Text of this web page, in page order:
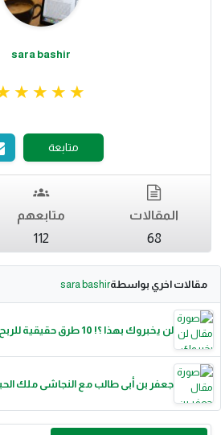
sara bashir
متابعة
المقالات
68
متابعهم
112
مقالات اخري بواسطةsara bashir
لن يخبروك بهذا ؟! 10 طرق حقيقية للربح من الإنترنت بدون رأس مال.
جعفر بن أبى طالب مع النجاشى ملك